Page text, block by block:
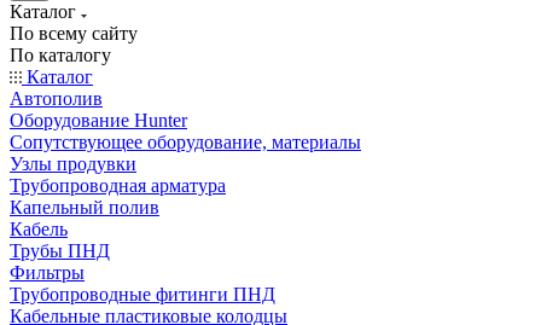
Каталог
По всему сайту
По каталогу
Каталог
Автополив
Оборудование Hunter
Сопутствующее оборудование, материалы
Узлы продувки
Трубопроводная арматура
Капельный полив
Кабель
Трубы ПНД
Фильтры
Трубопроводные фитинги ПНД
Кабельные пластиковые колодцы